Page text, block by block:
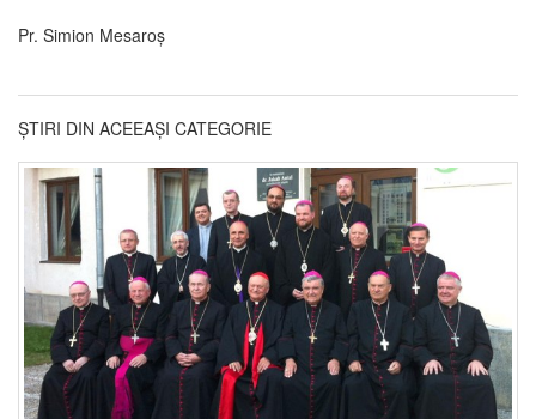
Pr. Simion Mesaroș
ȘTIRI DIN ACEEAȘI CATEGORIE